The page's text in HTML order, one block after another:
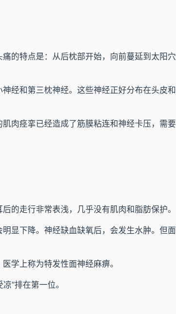
的特点是：从后枕部开始，向前蔓延到太阳
经和第三枕神经。这些神经正好分布在头皮
肉痉挛已经造成了筋膜粘连和神经卡压，需
的走行非常表浅，几乎没有肌肉和脂肪保护。
显下降。神经缺血缺氧后，会发生水肿。但
学上称为特发性面神经麻痹。
”排在第一位。